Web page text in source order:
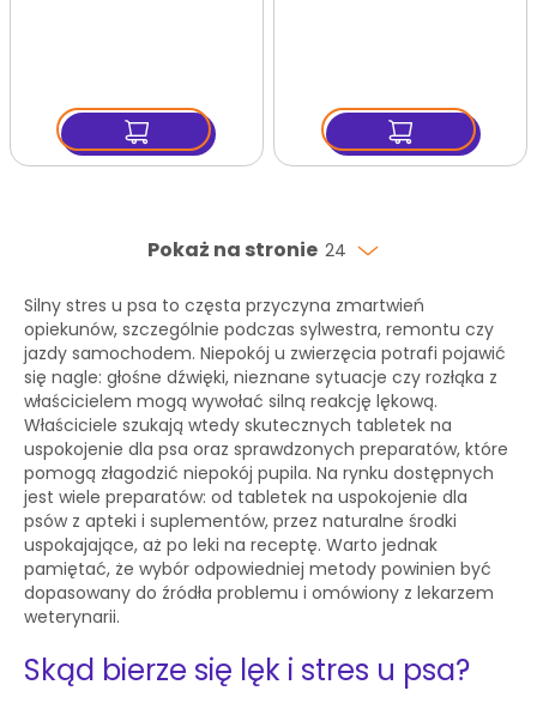
Pokaż na stronie 24
Silny stres u psa to częsta przyczyna zmartwień
opiekunów, szczególnie podczas sylwestra, remontu czy
jazdy samochodem. Niepokój u zwierzęcia potrafi pojawić
się nagle: głośne dźwięki, nieznane sytuacje czy rozłąka z
właścicielem mogą wywołać silną reakcję lękową.
Właściciele szukają wtedy skutecznych tabletek na
uspokojenie dla psa oraz sprawdzonych preparatów, które
pomogą złagodzić niepokój pupila. Na rynku dostępnych
jest wiele preparatów: od tabletek na uspokojenie dla
psów z apteki i suplementów, przez naturalne środki
uspokajające, aż po leki na receptę. Warto jednak
pamiętać, że wybór odpowiedniej metody powinien być
dopasowany do źródła problemu i omówiony z lekarzem
weterynarii.
Skąd bierze się lęk i stres u psa?